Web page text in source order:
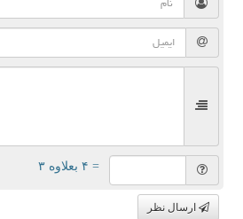
= ۴ بعلاوه ۳
ارسال نظر